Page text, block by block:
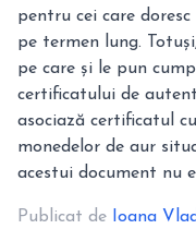
pentru cei care
pe termen lung.
pe care și le pun
certificatului de
asociază certificatul
monedelor de aur
acestui document nu
Publicat de Ioana Vlad